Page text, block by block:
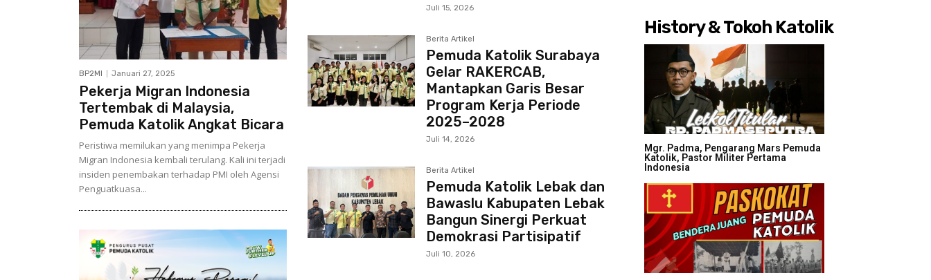
BP2MI Januari 27, 2025
Pekerja Migran Indonesia
Tertembak di Malaysia,
Pemuda Katolik Angkat Bicara
Peristiwa memilukan yang menimpa Pekerja
Migran Indonesia kembali terulang. Kali ini terjadi
insiden penembakan terhadap PMI oleh Agensi
Penguatkuasa...
Juli 15, 2026
Berita Artikel
Pemuda Katolik Surabaya
Gelar RAKERCAB,
Mantapkan Garis Besar
Program Kerja Periode
2025–2028
Juli 14, 2026
Berita Artikel
Pemuda Katolik Lebak dan
Bawaslu Kabupaten Lebak
Bangun Sinergi Perkuat
Demokrasi Partisipatif
Juli 10, 2026
History & Tokoh Katolik
Mgr. Padma, Pengarang Mars Pemuda
Katolik, Pastor Militer Pertama
Indonesia